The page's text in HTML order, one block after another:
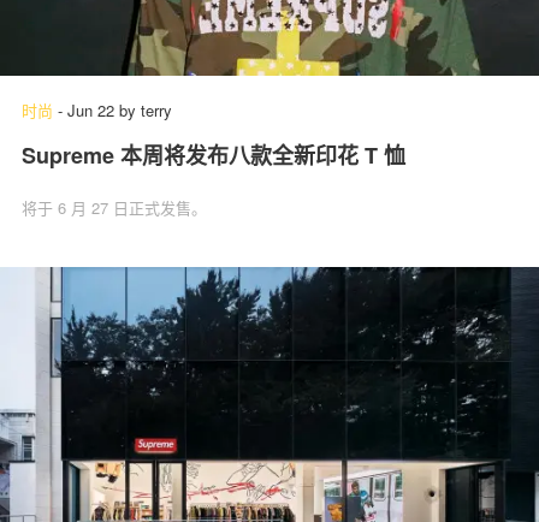
时尚 - Jun 22 by terry
Supreme 本周将发布八款全新印花 T 恤
将于 6 月 27 日正式发售。